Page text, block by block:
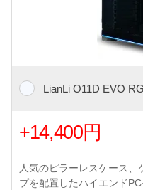
LianLi O11D EVO
+14,400円
人気のピラーレスケース
プを配置したハイエンドPC